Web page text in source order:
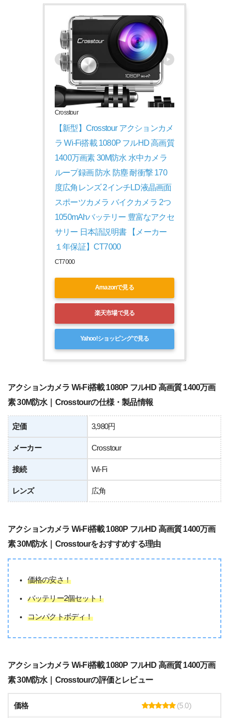
Crosstour
【新型】Crosstour アクションカメ
ラ Wi-Fi搭載 1080P フルHD 高画質
1400万画素 30M防水 水中カメラ
ループ録画 防水 防塵 耐衝撃 170
度広角レンズ 2インチLD液晶画面
スポーツカメラ バイクカメラ 2つ
1050mAhバッテリー 豊富なアクセ
サリー 日本語説明書 【メーカー
１年保証】CT7000
CT7000
Amazonで見る
楽天市場で見る
Yahoo!ショッピングで見る
アクションカメラ Wi-Fi搭載 1080P フルHD 高画質 1400万画
素 30M防水｜Crosstourの仕様・製品情報
定価 3,980円
メーカー Crosstour
接続 Wi-Fi
レンズ 広角
アクションカメラ Wi-Fi搭載 1080P フルHD 高画質 1400万画
素 30M防水｜Crosstourをおすすめする理由
価格の安さ！
バッテリー2個セット！
コンパクトボディ！
アクションカメラ Wi-Fi搭載 1080P フルHD 高画質 1400万画
素 30M防水｜Crosstourの評価とレビュー
価格 (5.0)